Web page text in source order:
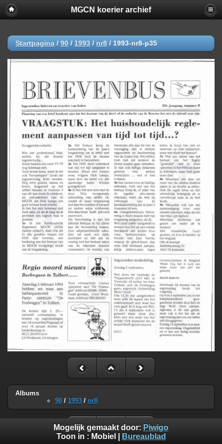
MGCN koerier archief
Startpagina / 90 / 1993 / nr8 / 1993-nr8-p35
Albums
90 / 1993 / nr8
Mogelijk gemaakt door: Piwigo
Toon in : Mobiel Bureaublad